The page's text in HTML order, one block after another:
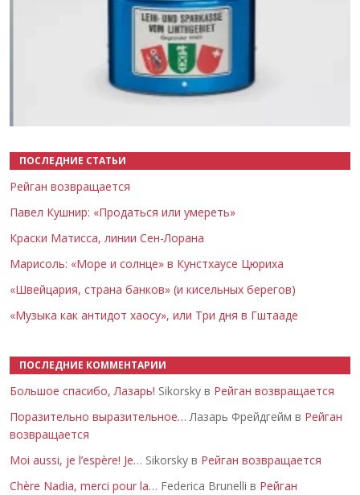
ПОСЛЕДНИЕ СТАТЬИ
Рейган возвращается
Павел Кушнир: «Продаться или умереть»
Краски Матисса, линии Сен-Лорана
Марисоль: «Море и солнце» в Кунстхаусе Цюриха
«Швейцария, страна банков» (и кисельных берегов)
«Музыка как антидот хаосу», или Три дня в Гштааде
ПОСЛЕДНИЕ КОММЕНТАРИИ
Большое спасибо, Лазарь! Sikorsky в Рейган возвращается
Поразительно выразительное… Лазарь Фрейдгейм в Рейган
возвращается
Moi aussi, je l’espère! Je… Sikorsky в Рейган возвращается
Chère Nadia, merci pour la… Federica Brunelli в Рейган